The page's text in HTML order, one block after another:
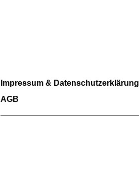
Impressum & Datenschutzerklärung
AGB